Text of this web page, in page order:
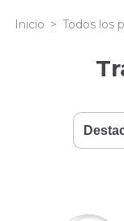
Inicio > Todos los